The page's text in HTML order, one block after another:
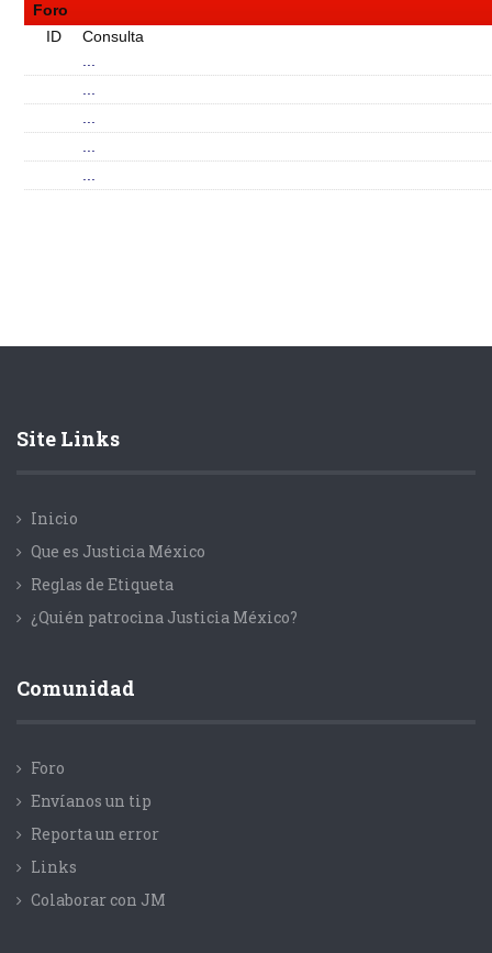
Foro
ID
Consulta
Site Links
Inicio
Que es Justicia México
Reglas de Etiqueta
¿Quién patrocina Justicia México?
Comunidad
Foro
Envíanos un tip
Reporta un error
Links
Colaborar con JM